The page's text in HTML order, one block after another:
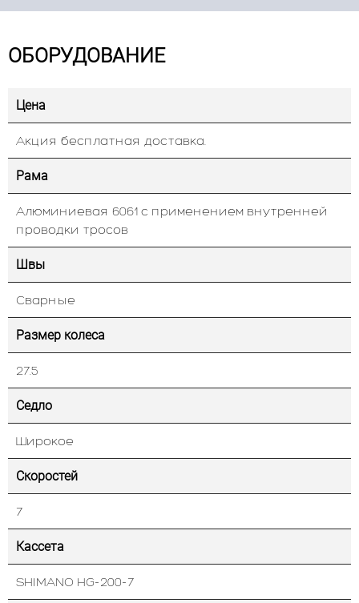
ОБОРУДОВАНИЕ
Цена
Акция бесплатная доставка.
Рама
Алюминиевая 6061 с применением внутренней
проводки тросов
Швы
Сварные
Размер колеса
27.5
Седло
Широкое
Скоростей
7
Кассета
SHIMANO HG-200-7